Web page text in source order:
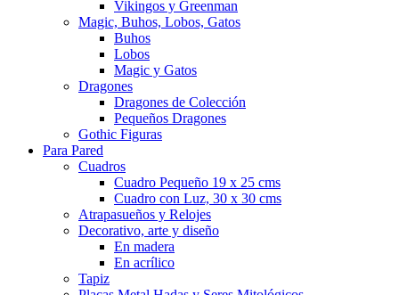
Vikingos y Greenman
Magic, Buhos, Lobos, Gatos
Buhos
Lobos
Magic y Gatos
Dragones
Dragones de Colección
Pequeños Dragones
Gothic Figuras
Para Pared
Cuadros
Cuadro Pequeño 19 x 25 cms
Cuadro con Luz, 30 x 30 cms
Atrapasueños y Relojes
Decorativo, arte y diseño
En madera
En acrílico
Tapiz